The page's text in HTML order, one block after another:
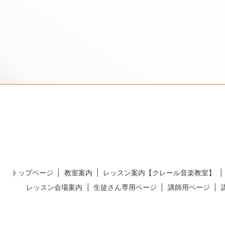
トップページ 教室案内
レッスン案内【クレール音楽教室】
レッスン会場案内
生徒さん専用ページ 講師用ページ